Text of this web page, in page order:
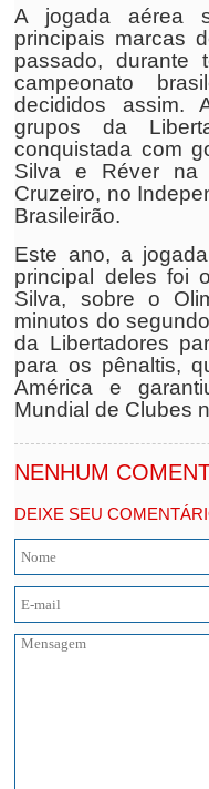
A jogada aérea
principais marcas
passado, durante
campeonato
decididos assim.
grupos da
conquistada com
Silva e Réver
Cruzeiro, no
Brasileirão.
Este ano, a
principal deles foi
Silva, sobre o
minutos do
da Libertadores
para os pênaltis,
América e
Mundial de Clubes
NENHUM
DEIXE SEU